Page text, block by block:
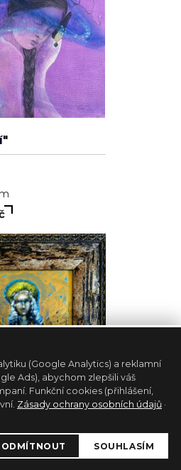
(Google Analytics) a reklamní
Ads), abychom zlepšili váš
Funkční cookies (přihlášení,
Zásady ochrany osobních údajů ·
ODMÍTNOUT SOUHLASÍM